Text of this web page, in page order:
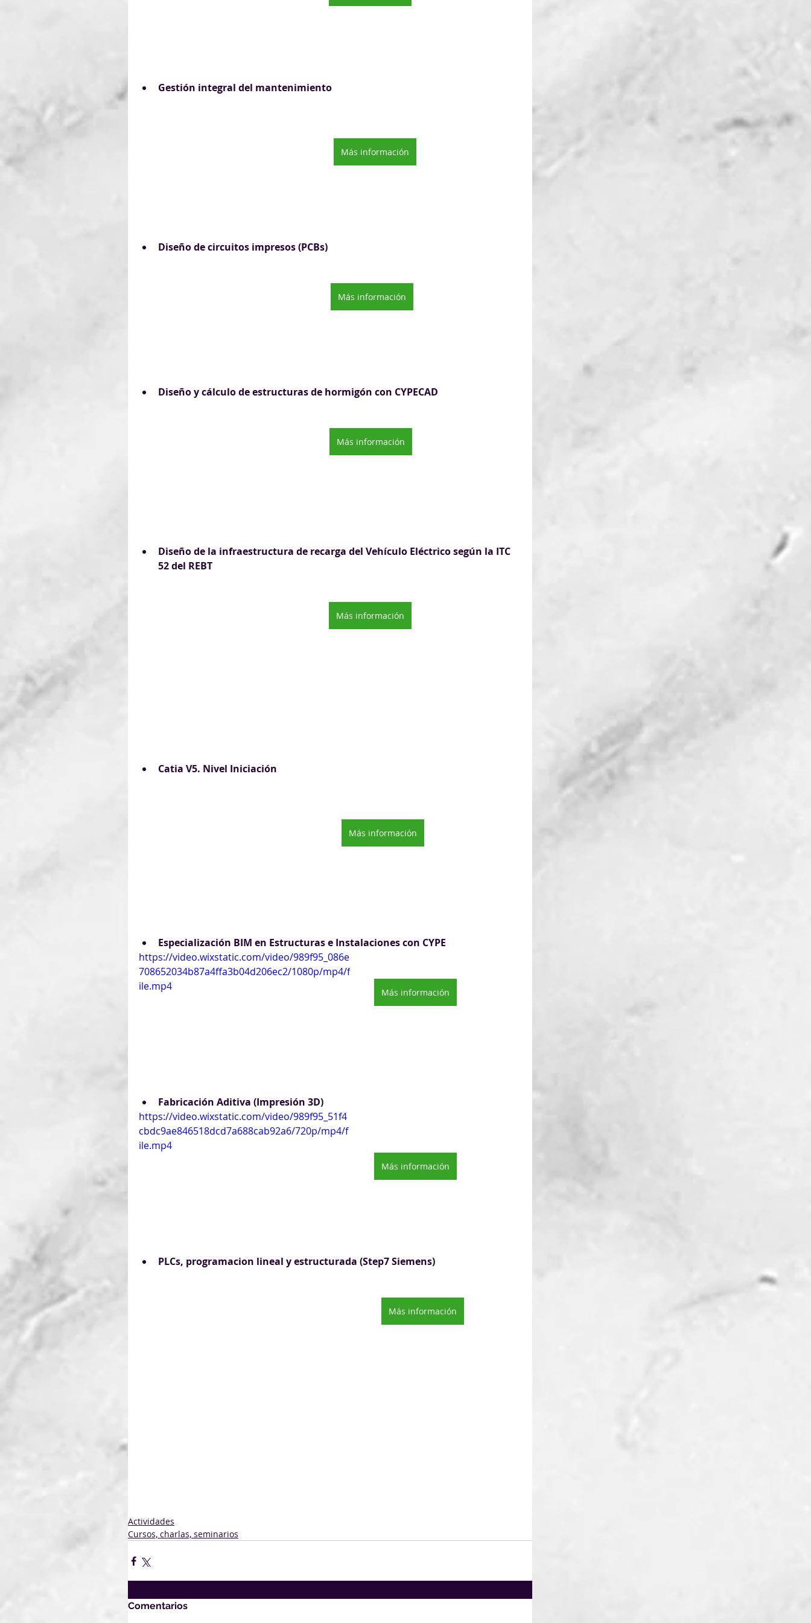
Gestión integral del mantenimiento
Más información
Diseño de circuitos impresos (PCBs)
Más información
Diseño y cálculo de estructuras de hormigón con CYPECAD
Más información
Diseño de la infraestructura de recarga del Vehículo Eléctrico según la ITC
52 del REBT
Más información
Catia V5. Nivel Iniciación
Más información
Especialización BIM en Estructuras e Instalaciones con CYPE
https://video.wixstatic.com/video/989f95_086e
708652034b87a4ffa3b04d206ec2/1080p/mp4/f
ile.mp4
Más información
Fabricación Aditiva (Impresión 3D)
https://video.wixstatic.com/video/989f95_51f4
cbdc9ae846518dcd7a688cab92a6/720p/mp4/f
ile.mp4
Más información
PLCs, programacion lineal y estructurada (Step7 Siemens)
Más información
Actividades
Cursos, charlas, seminarios
Comentarios